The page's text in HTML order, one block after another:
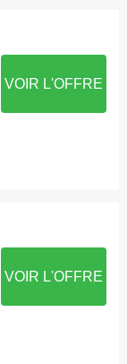
VOIR L'OFFRE
VOIR L'OFFRE